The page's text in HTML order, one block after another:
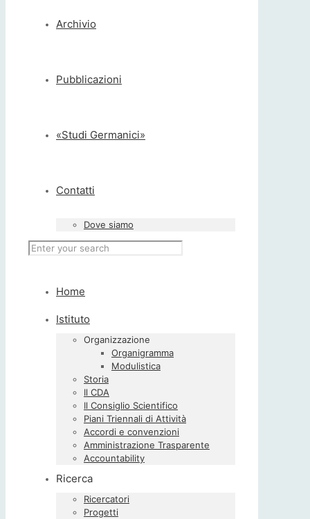
Archivio
Pubblicazioni
«Studi Germanici»
Contatti
Dove siamo
Home
Istituto
Organizzazione
Organigramma
Modulistica
Storia
Il CDA
Il Consiglio Scientifico
Piani Triennali di Attività
Accordi e convenzioni
Amministrazione Trasparente
Accountability
Ricerca
Ricercatori
Progetti